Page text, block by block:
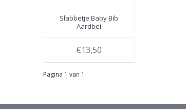
Slabbetje Baby Bib
Aardbei
€13,50
Pagina 1 van 1